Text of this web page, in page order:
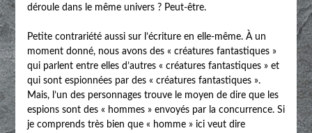
déroule dans le même univers ? Peut-être.
Petite contrariété aussi sur l’écriture en elle-même. À un
moment donné, nous avons des « créatures fantastiques »
qui parlent entre elles d’autres « créatures fantastiques » et
qui sont espionnées par des « créatures fantastiques ».
Mais, l’un des personnages trouve le moyen de dire que les
espions sont des « hommes » envoyés par la concurrence. Si
je comprends très bien que « homme » ici veut dire